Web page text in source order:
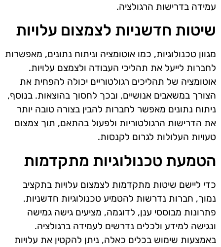
עמידה בדרישות הרגולציה.
שיטות חדשניות לצמצום עלויות
מגוון טכנולוגיות, כמו אוטומציה וניתוח נתונים, מאפשרות
לחברות לייעל את תהליכי העבודה ולצמצם עלויות.
אוטומציה של תהליכים רגולטוריים יכולה להפחית את
הצורך במשאבים אנושיים, ובכך לחסוך בהוצאות. בנוסף,
ניתוח נתונים מאפשר לחברות להבין בצורה טובה יותר
את הדרישות הרגולטוריות ולפעול בהתאם, תוך צמצום
טעויות העלולות לגרום לקנסות.
הטמעת טכנולוגיות מתקדמות
כדי ליישם שיטות מתקדמות לצמצום עלויות בתקציב
נמוך, חברות נדרשות להטמיע טכנולוגיות חדשניות.
פתרונות מבוססי ענן, לדוגמה, מציעים גישה גמישה
ונגישה למידע ולכלים נדרשים לעמידה ברגולציה.
באמצעות שימוש בכלים כאלה, ניתן להקטין את עלויות